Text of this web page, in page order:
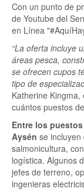
Con un punto de
de Youtube del
en Línea
“La oferta incluye
áreas pesca,
se ofrecen cupos
tipo de
Katherine
cuántos puestos
Entre los
Aysén se
salmonicultura,
logística. Algunos
jefes de terreno,
ingenieras